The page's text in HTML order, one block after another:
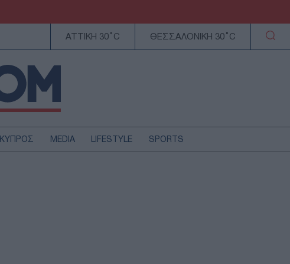
ΑΤΤΙΚΗ 30°C ΘΕΣΣΑΛΟΝΙΚΗ 30°C
ΚΥΠΡΟΣ MEDIA LIFESTYLE SPORTS